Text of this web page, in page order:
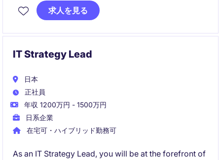
ら、デジタル化や自動化を推進し、業務効率化とユー
ザーエクスペリエンス向上に貢献いただきます。
求人を見る
IT Strategy Lead
日本
正社員
年収 1200万円 - 1500万円
日系企業
在宅可・ハイブリッド勤務可
As an IT Strategy Lead, you will be at the forefront of